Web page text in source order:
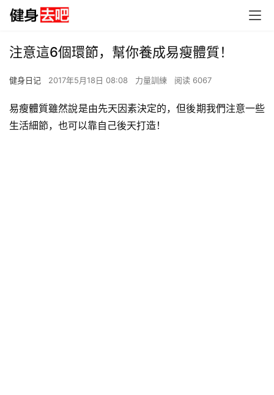
注意這6個環節，幫你養成易瘦體質！
健身日记 2017年5月18日 08:08 力量訓練 阅读 6067
易瘦體質雖然說是由先天因素決定的，但後期我們注意一些
生活細節，也可以靠自己後天打造！